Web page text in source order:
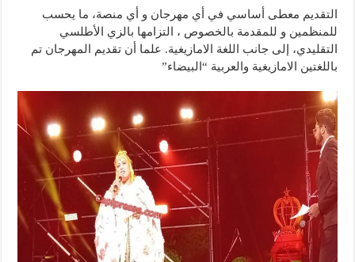
التقديم معطى أساسي في أي مهرجان و أي منصة، ما يحسب
للمنظمين و للمقدمة بالخصوص ، التزامها بالزي الأطلسي
التقليدي، إلى جانب اللغة الامازيغية. علما أن تقديم المهرجان تم
باللغتين الامازيغية والعربية “البيضاء”